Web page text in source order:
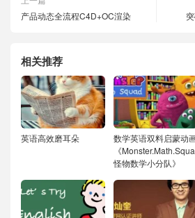
产品动态全流程C4D+OC渲染
相关推荐
英语高效磨耳朵
数学英语双料启蒙动
《
怪物数学小分队》